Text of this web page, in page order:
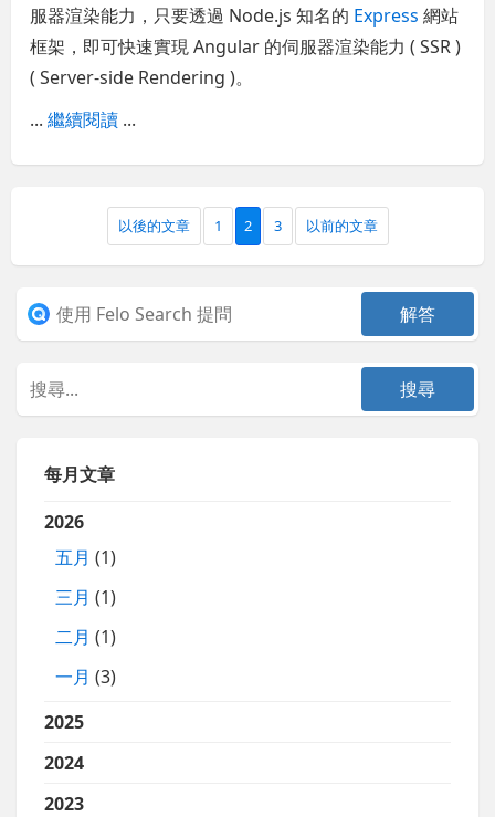
服器渲染能力，只要透過 Node.js 知名的 Express 網站
框架，即可快速實現 Angular 的伺服器渲染能力 ( SSR )
( Server-side Rendering )。
...繼續閱讀 ...
以後的文章 1 2 3 以前的文章
每月文章
2026
五月 (1)
三月 (1)
二月 (1)
一月 (3)
2025
2024
2023